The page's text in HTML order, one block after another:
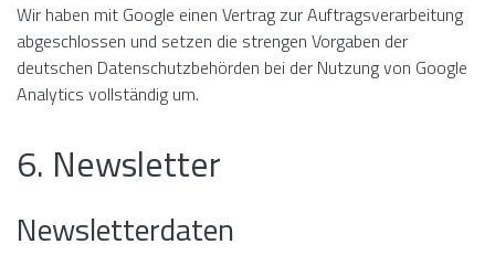
Wir haben mit Google einen Vertrag zur Auftragsverarbeitung
abgeschlossen und setzen die strengen Vorgaben der
deutschen Datenschutzbehörden bei der Nutzung von Google
Analytics vollständig um.
6. Newsletter
Newsletter­daten